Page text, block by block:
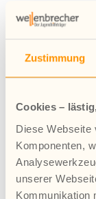
Zustimmung
Cookies –
Diese Webseite
Komponenten,
unserer
Kommunikation
Petition
Wohngruppe
Rendsburg
Jugendhilfe
Sparpläne